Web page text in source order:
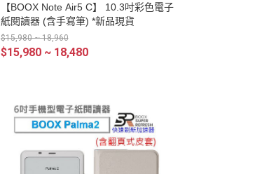
【BOOX Note Air5 C】 10.3吋彩色電子
紙閱讀器 (含手寫筆) *新品現貨
$15,980 ~ 18,960
$15,980 ~ 18,480